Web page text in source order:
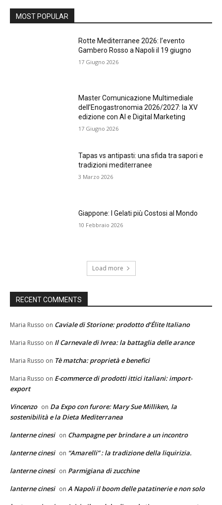
MOST POPULAR
Rotte Mediterranee 2026: l’evento
Gambero Rosso a Napoli il 19 giugno
17 Giugno 2026
Master Comunicazione Multimediale
dell’Enogastronomia 2026/2027: la XV
edizione con AI e Digital Marketing
17 Giugno 2026
Tapas vs antipasti: una sfida tra sapori e
tradizioni mediterranee
3 Marzo 2026
Giappone: I Gelati più Costosi al Mondo
10 Febbraio 2026
Load more
RECENT COMMENTS
Maria Russo on Caviale di Storione: prodotto d’Élite Italiano
Maria Russo on Il Carnevale di Ivrea: la battaglia delle arance
Maria Russo on Tè matcha: proprietà e benefici
Maria Russo on E-commerce di prodotti ittici italiani: import-
export
Vincenzo on Da Expo con furore: Mary Sue Milliken, la
sostenibilità e la Dieta Mediterranea
lanterne cinesi on Champagne per brindare a un incontro
lanterne cinesi on “Amarelli” : la tradizione della liquirizia.
lanterne cinesi on Parmigiana di zucchine
lanterne cinesi on A Napoli il boom delle patatinerie e non solo